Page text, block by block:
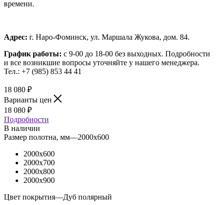
времени.
Адрес: г. Наро-Фоминск, ул. Маршала Жукова, дом. 84.
График работы: с 9-00 до 18-00 без выходных. Подробности
и все возникшие вопросы уточняйте у нашего менеджера.
Тел.: +7 (985) 853 44 41
18 080 ₽
Варианты цен
18 080 ₽
Подробности
В наличии
Размер полотна, мм—2000x600
2000x600
2000x700
2000x800
2000x900
Цвет покрытия—Дуб полярный